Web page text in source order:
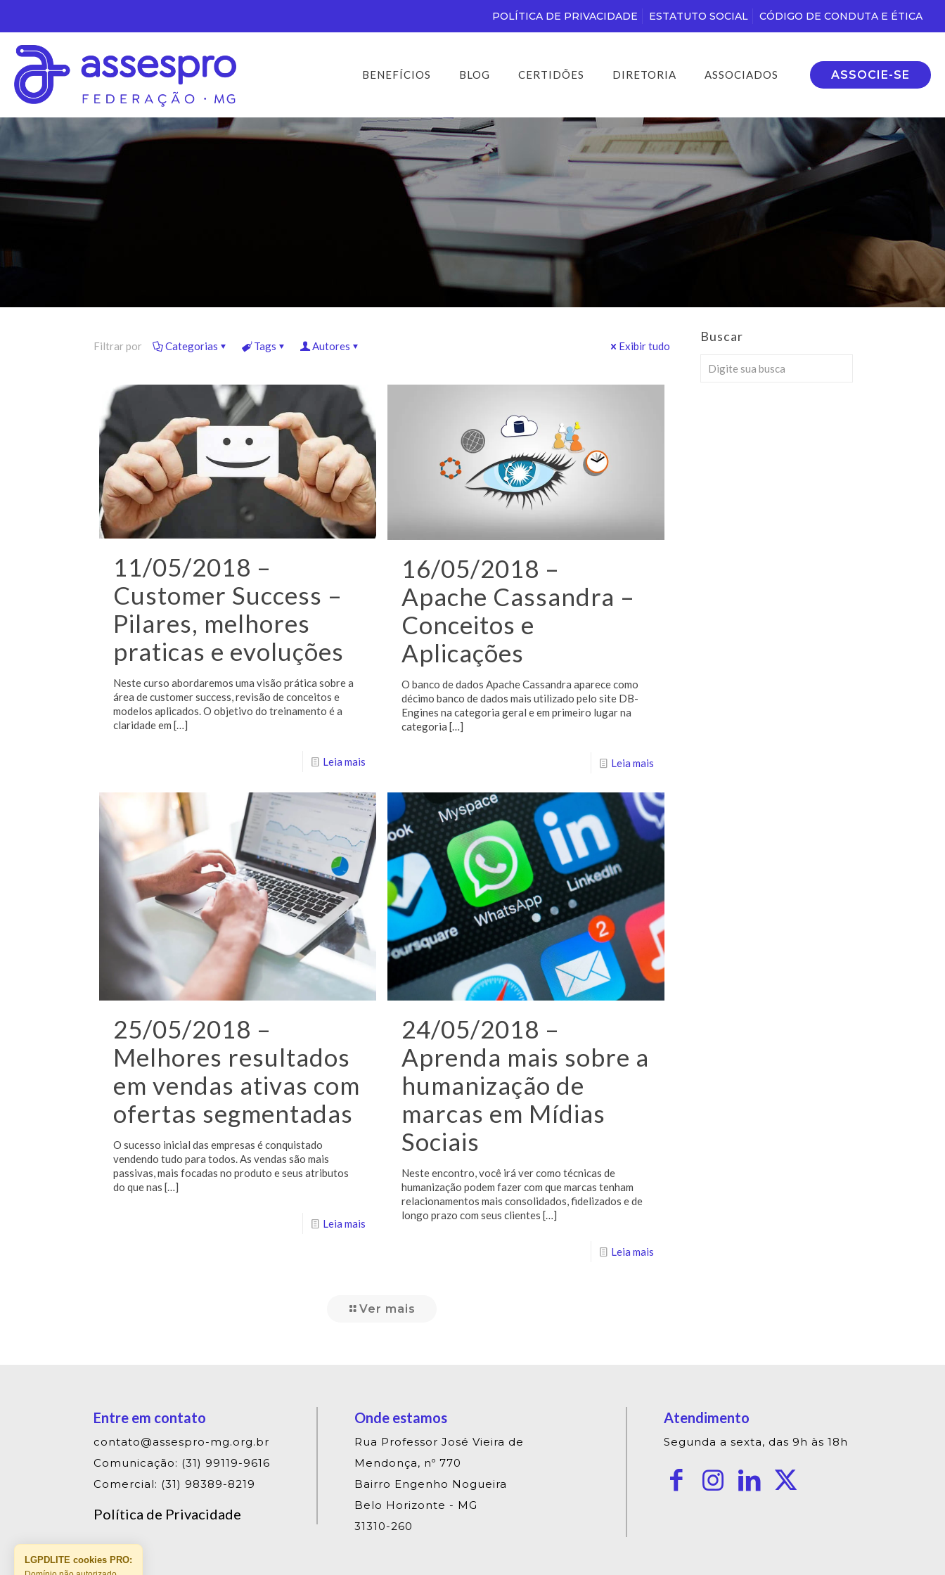
POLÍTICA DE PRIVACIDADE ESTATUTO SOCIAL CÓDIGO DE CONDUTA E ÉTICA
BENEFÍCIOS BLOG CERTIDÕES DIRETORIA ASSOCIADOS ASSOCIE-SE
Filtrar por Categorias Tags Autores Exibir tudo
11/05/2018 –
Customer Success –
Pilares, melhores
praticas e evoluções
Neste curso abordaremos uma visão prática sobre a
área de customer success, revisão de conceitos e
modelos aplicados. O objetivo do treinamento é a
claridade em […]
Leia mais
16/05/2018 –
Apache Cassandra –
Conceitos e
Aplicações
O banco de dados Apache Cassandra aparece como
décimo banco de dados mais utilizado pelo site DB-
Engines na categoria geral e em primeiro lugar na
categoria […]
Leia mais
25/05/2018 –
Melhores resultados
em vendas ativas com
ofertas segmentadas
O sucesso inicial das empresas é conquistado
vendendo tudo para todos. As vendas são mais
passivas, mais focadas no produto e seus atributos
do que nas […]
Leia mais
24/05/2018 –
Aprenda mais sobre a
humanização de
marcas em Mídias
Sociais
Neste encontro, você irá ver como técnicas de
humanização podem fazer com que marcas tenham
relacionamentos mais consolidados, fidelizados e de
longo prazo com seus clientes […]
Leia mais
Ver mais
Buscar
Entre em contato
contato@assespro-mg.org.br
Comunicação: (31) 99119-9616
Comercial: (31) 98389-8219
Política de Privacidade
Onde estamos
Rua Professor José Vieira de
Mendonça, nº 770
Bairro Engenho Nogueira
Belo Horizonte - MG
31310-260
Atendimento
Segunda a sexta, das 9h às 18h
LGPDLITE cookies PRO: